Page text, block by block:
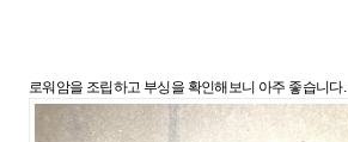
로워암을 조립하고 부싱을 확인해보니 아주 좋습니다.